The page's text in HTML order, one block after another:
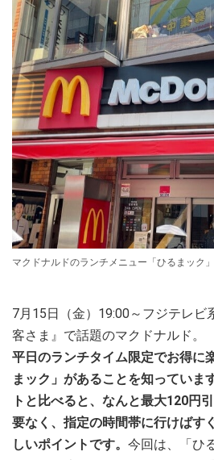
マクドナルドのランチメニュー「ひるまック」
7月15日（金）19:00～フジテレビ
客さま』で話題のマクドナルド。
平日のランチタイム限定でお得に
まック」があることを知っていま
トと比べると、なんと最大120円
要なく、指定の時間帯に行けばす
しいポイントです。 今回は、「ひ